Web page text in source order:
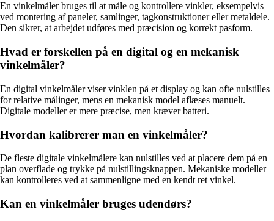
En vinkelmåler bruges til at måle og kontrollere vinkler, eksempelvis
ved montering af paneler, samlinger, tagkonstruktioner eller metaldele.
Den sikrer, at arbejdet udføres med præcision og korrekt pasform.
Hvad er forskellen på en digital og en mekanisk
vinkelmåler?
En digital vinkelmåler viser vinklen på et display og kan ofte nulstilles
for relative målinger, mens en mekanisk model aflæses manuelt.
Digitale modeller er mere præcise, men kræver batteri.
Hvordan kalibrerer man en vinkelmåler?
De fleste digitale vinkelmålere kan nulstilles ved at placere dem på en
plan overflade og trykke på nulstillingsknappen. Mekaniske modeller
kan kontrolleres ved at sammenligne med en kendt ret vinkel.
Kan en vinkelmåler bruges udendørs?